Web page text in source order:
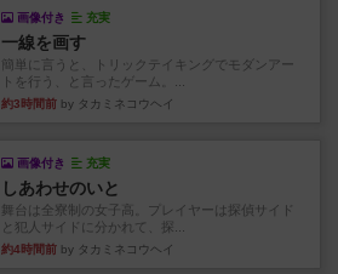
画像付き 充実
一線を画す
簡単に言うと、トリックテイキングでモダンアー
トを行う、と言ったゲーム。...
約3時間前 by タカミネコウヘイ
画像付き 充実
しあわせのいと
舞台は全寮制の女子高。プレイヤーは探偵サイド
と犯人サイドに分かれて、探...
約4時間前 by タカミネコウヘイ